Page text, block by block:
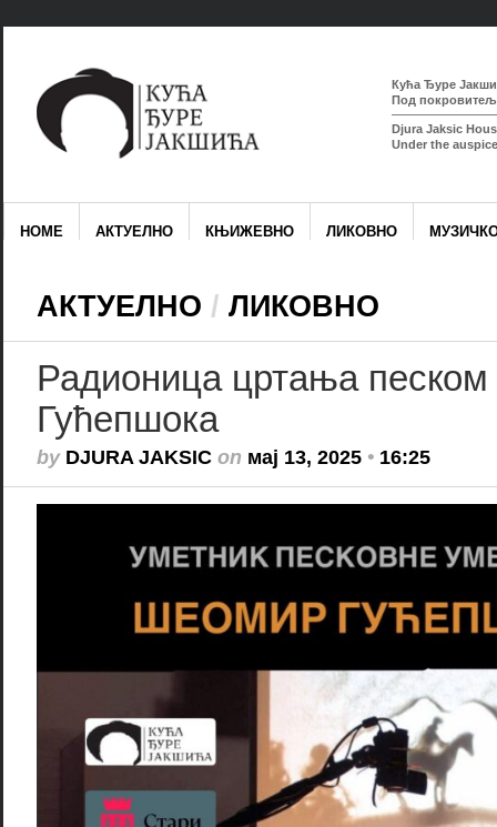
Кућа Ђуре
Под
Djura Jaksic
Under the
HOME АКТУЕЛНО КЊИЖЕВНО ЛИКОВНО
АКТУЕЛНО / ЛИКОВНО
Радионица цртања
Гућепшока
by DJURA JAKSICon мај 13, 2025• 16:25